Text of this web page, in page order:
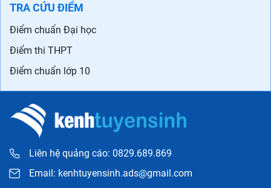
TRA CỨU ĐIỂM
Điểm chuẩn Đại học
Điểm thi THPT
Điểm chuẩn lớp 10
Liên hệ quảng cáo: 0829.689.869
Email: kenhtuyensinh.ads@gmail.com